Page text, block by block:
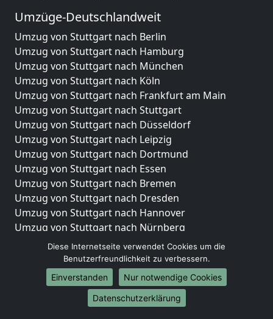
Umzüge-Deutschlandweit
Umzug von Stuttgart nach Berlin
Umzug von Stuttgart nach Hamburg
Umzug von Stuttgart nach München
Umzug von Stuttgart nach Köln
Umzug von Stuttgart nach Frankfurt am Main
Umzug von Stuttgart nach Stuttgart
Umzug von Stuttgart nach Düsseldorf
Umzug von Stuttgart nach Leipzig
Umzug von Stuttgart nach Dortmund
Umzug von Stuttgart nach Essen
Umzug von Stuttgart nach Bremen
Umzug von Stuttgart nach Dresden
Umzug von Stuttgart nach Hannover
Umzug von Stuttgart nach Nürnberg
Umzug von Stuttgart nach Duisburg
Umzug von Stuttgart nach Bochum
Umzug von Stuttgart nach Wuppertal
Umzug von Stuttgart nach Bielefeld
Umzug von Stuttgart nach Bonn
Diese Internetseite verwendet Cookies um die
Benutzerfreundlichkeit zu verbessern.
Einverstanden
Nur notwendige Cookies
Datenschutzerklärung